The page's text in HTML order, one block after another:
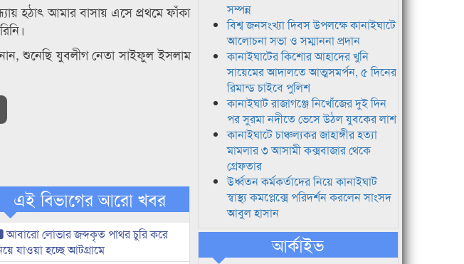
হঠাৎ আমার বাসায় এসে প্রথমে ফাঁকা
শুনেছি যুবলীগ নেতা সাইফুল ইসলাম
এই বিভাগের আরো খবর
আবারো লোভার জব্দকৃত পাথর চুরি করে
যাওয়া হচ্ছে আটগ্রামে
সম্পন্ন
বিশ্ব জনসংখ্যা দিবস উপলক্ষে কানাইঘাটে
আলোচনা সভা ও সম্মাননা প্রদান
কানাইঘাটের কিশোর আহাদের খুনি
সায়েমের আদালতে আত্মসমর্পন, ৫ দিনের
রিমান্ড চাইবে পুলিশ
কানাইঘাট রাজাগঞ্জে নিখোঁজের দুই দিন
পর সুরমা নদীতে ভেসে উঠল যুবকের লাশ
কানাইঘাটে চাঞ্চল্যকর জাহাঙ্গীর হত্যা
মামলার ৩ আসামী কক্সবাজার থেকে
গ্রেফতার
উর্ধ্বতন কর্মকর্তাদের নিয়ে কানাইঘাট
স্বাস্থ্য কমপ্লেক্সে পরিদর্শন করলেন সাংসদ
আবুল হাসান
আর্কাইভ